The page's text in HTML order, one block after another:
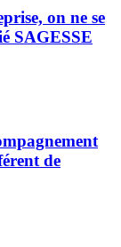
on ne se
SAGESSE
de